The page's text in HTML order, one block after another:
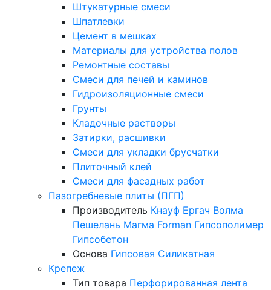
Штукатурные смеси
Шпатлевки
Цемент в мешках
Материалы для устройства полов
Ремонтные составы
Смеси для печей и каминов
Гидроизоляционные смеси
Грунты
Кладочные растворы
Затирки, расшивки
Смеси для укладки брусчатки
Плиточный клей
Смеси для фасадных работ
Пазогребневые плиты (ПГП)
Производитель Кнауф Ергач Волма
Пешелань Магма Forman Гипсополимер
Гипсобетон
Основа Гипсовая Силикатная
Крепеж
Тип товара Перфорированная лента